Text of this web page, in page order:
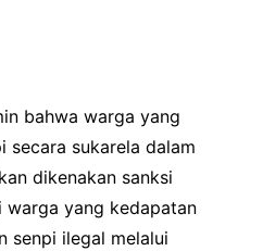
bahwa warga yang
secara sukarela dalam
dikenakan sanksi
warga yang kedapatan
senpi ilegal melalui